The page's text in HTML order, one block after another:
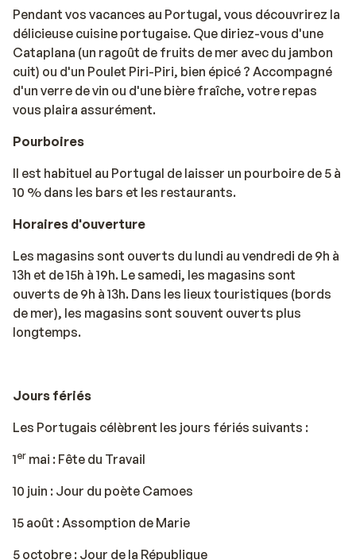
Pendant vos vacances au Portugal, vous découvrirez la
délicieuse cuisine portugaise. Que diriez-vous d'une
Cataplana (un ragoût de fruits de mer avec du jambon
cuit) ou d'un Poulet Piri-Piri, bien épicé ? Accompagné
d'un verre de vin ou d'une bière fraîche, votre repas
vous plaira assurément.
Pourboires
Il est habituel au Portugal de laisser un pourboire de 5 à
10 % dans les bars et les restaurants.
Horaires d'ouverture
Les magasins sont ouverts du lundi au vendredi de 9h à
13h et de 15h à 19h. Le samedi, les magasins sont
ouverts de 9h à 13h. Dans les lieux touristiques (bords
de mer), les magasins sont souvent ouverts plus
longtemps.
Jours fériés
Les Portugais célèbrent les jours fériés suivants :
1er mai : Fête du Travail
10 juin : Jour du poète Camoes
15 août : Assomption de Marie
5 octobre : Jour de la République